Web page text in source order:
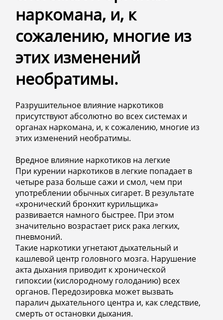
наркомана, и, к
сожалению, многие из
этих изменений
необратимы.
Разрушительное влияние наркотиков
присутствуют абсолютно во всех системах и
органах наркомана, и, к сожалению, многие из
этих изменений необратимы.
Вредное влияние наркотиков на легкие
При курении наркотиков в легкие попадает в
четыре раза больше сажи и смол, чем при
употреблении обычных сигарет. В результате
«хронический бронхит курильщика»
развивается намного быстрее. При этом
значительно возрастает риск рака легких,
пневмоний.
Такие наркотики угнетают дыхательный и
кашлевой центр головного мозга. Нарушение
акта дыхания приводит к хронической
гипоксии (кислородному голоданию) всех
органов. Передозировка может вызвать
паралич дыхательного центра и, как следствие,
смерть от остановки дыхания.